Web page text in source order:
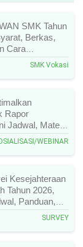
SMK Tahun
Berkas,
Cara
SMK Vokasi
Rapor
Jadwal, Materi,
WEBINAR
Kesejahteraan
Tahun 2026,
Panduan,
SURVEY